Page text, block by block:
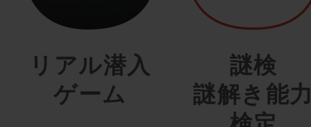
リアル潜入
ゲーム
謎検
謎解き能